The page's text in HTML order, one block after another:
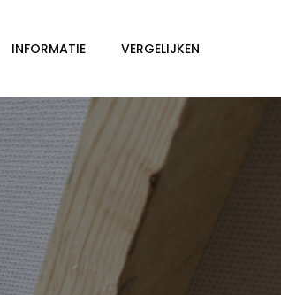
INFORMATIE VERGELIJKEN